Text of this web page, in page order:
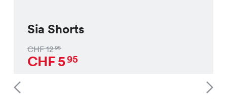
Sia Shorts
CHF1295
CHF595